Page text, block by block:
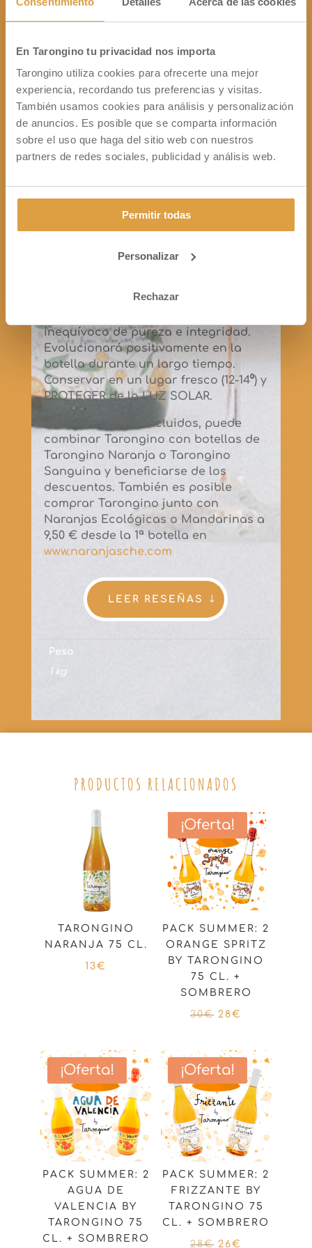
En Tarongino tu privacidad nos importa
Tarongino utiliza cookies para ofrecerte una mejor
experiencia, recordando tus preferencias y visitas.
También usamos cookies para análisis y personalización
de anuncios. Es posible que se comparta información
sobre el uso que haga del sitio web con nuestros
partners de redes sociales, publicidad y análisis web.
Permitir todas
Personalizar
Rechazar
75 cl. en cajas de 6 uds.
Vino, agua, zumo de cítricos, mosto,
extracto natural de naranja y pomelo,
conservante (sulfito), estabilizador
(E414), colorante (E120) y sustancias
aromatizantes.
Uso:
Servir frío. Temperatura
base de chocolate puro y cócteles.
Tarongino, se embotella sin
posible que con el tiempo aparezca
inequívoco de pureza e integridad.
Evolucionará positivamente en la
botella durante un largo tiempo.
Conservar en un lugar fresco (12-14⁰) y
PROTEGER de la LUZ SOLAR.
IVA y Transporte Incluidos, puede
combinar Tarongino con botellas de
Tarongino Naranja o Tarongino
Sanguina y beneficiarse de los
descuentos. También es posible
comprar Tarongino junto con
Naranjas Ecológicas o Mandarinas a
9,50 € desde la 1ª botella en
www.naranjasche.com
LEER RESEÑAS
Peso
1 kg
PRODUCTOS RELACIONADOS
TARONGINO
NARANJA 75 CL.
13€
¡Oferta!
PACK SUMMER: 2
ORANGE SPRITZ
BY TARONGINO
75 CL. +
SOMBRERO
30€ El
original
era:
30€.
28€
actual
es:
28€.
¡Oferta!
PACK SUMMER: 2
AGUA DE
VALENCIA BY
TARONGINO 75
CL. + SOMBRERO
¡Oferta!
PACK SUMMER: 2
FRIZZANTE BY
TARONGINO 75
CL. + SOMBRERO
28€ El
26€